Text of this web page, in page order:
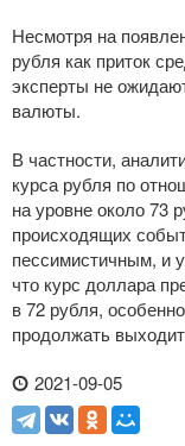
Несмотря на
рубля как приток
эксперты не
валюты.
В частности,
курса рубля по
на уровне около 73
происходящих
пессимистичным, и
что курс доллара
в 72 рубля,
продолжать
2021-09-05